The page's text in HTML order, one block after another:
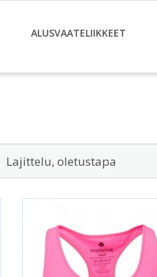
ALUSVAATELIIKKEET